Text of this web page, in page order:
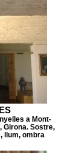
a Mont-
Girona. Sostre,
llum, ombra